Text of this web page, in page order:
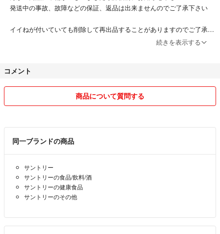
発送中の事故、故障などの保証、返品は出来ませんのでご了承下さい
イイねが付いていても削除して再出品することがありますのでご了承下
続きを表示する
コメント
商品について質問する
同一ブランドの商品
サントリー
サントリーの食品/飲料/酒
サントリーの健康食品
サントリーのその他